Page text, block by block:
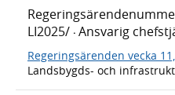
LI2025/ · Ansvarig
Regeringsärenden vecka
Landsbygds- och